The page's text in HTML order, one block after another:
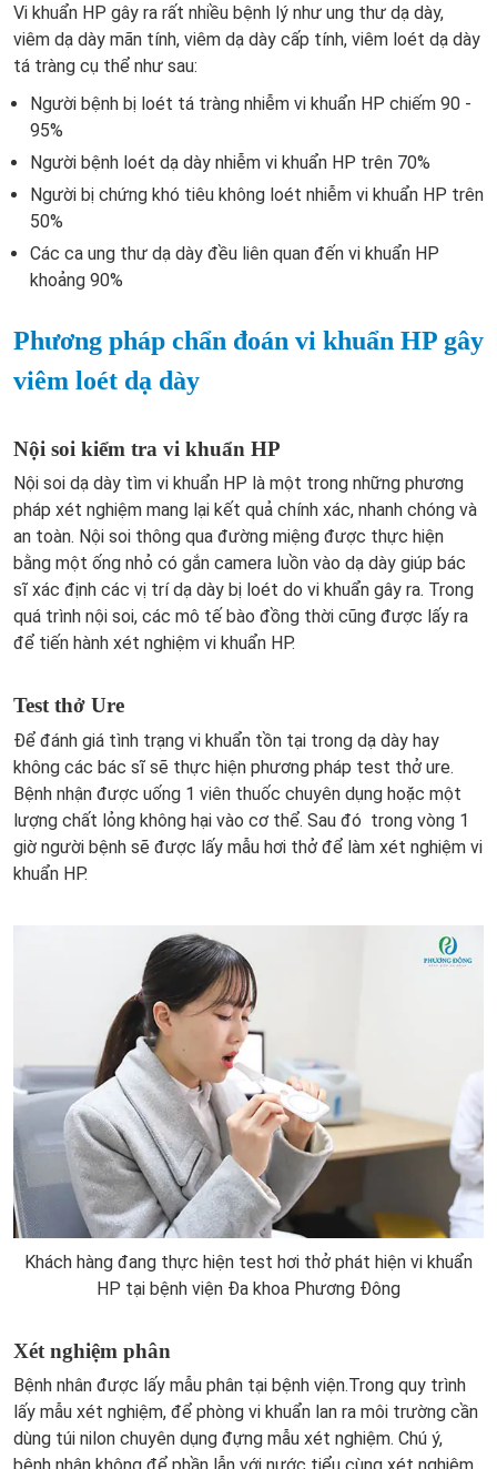
Vi khuẩn HP gây ra rất nhiều bệnh lý như ung thư dạ dày,
viêm dạ dày mãn tính, viêm dạ dày cấp tính, viêm loét dạ dày
tá tràng cụ thể như sau:
Người bệnh bị loét tá tràng nhiễm vi khuẩn HP chiếm 90 -
95%
Người bệnh loét dạ dày nhiễm vi khuẩn HP trên 70%
Người bị chứng khó tiêu không loét nhiễm vi khuẩn HP trên
50%
Các ca ung thư dạ dày đều liên quan đến vi khuẩn HP
khoảng 90%
Phương pháp chẩn đoán vi khuẩn HP gây
viêm loét dạ dày
Nội soi kiểm tra vi khuẩn HP
Nội soi dạ dày tìm vi khuẩn HP là một trong những phương
pháp xét nghiệm mang lại kết quả chính xác, nhanh chóng và
an toàn. Nội soi thông qua đường miệng được thực hiện
bằng một ống nhỏ có gắn camera luồn vào dạ dày giúp bác
sĩ xác định các vị trí dạ dày bị loét do vi khuẩn gây ra. Trong
quá trình nội soi, các mô tế bào đồng thời cũng được lấy ra
để tiến hành xét nghiệm vi khuẩn HP.
Test thở Ure
Để đánh giá tình trạng vi khuẩn tồn tại trong dạ dày hay
không các bác sĩ sẽ thực hiện phương pháp test thở ure.
Bệnh nhận được uống 1 viên thuốc chuyên dụng hoặc một
lượng chất lỏng không hại vào cơ thể. Sau đó trong vòng 1
giờ người bệnh sẽ được lấy mẫu hơi thở để làm xét nghiệm vi
khuẩn HP.
Khách hàng đang thực hiện test hơi thở phát hiện vi khuẩn
HP tại bệnh viện Đa khoa Phương Đông
Xét nghiệm phân
Bệnh nhân được lấy mẫu phân tại bệnh viện.Trong quy trình
lấy mẫu xét nghiệm, để phòng vi khuẩn lan ra môi trường cần
dùng túi nilon chuyên dụng đựng mẫu xét nghiệm. Chú ý,